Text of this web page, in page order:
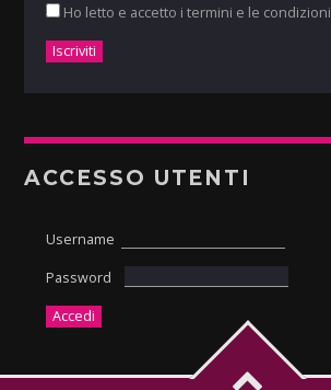
Ho letto e accetto i termini e le condizioni
ACCESSO UTENTI
Username
Password